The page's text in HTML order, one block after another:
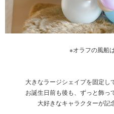
※オラフの風船
大きなラージシェイプを固定し
お誕生日前も後も、ずっと飾っ
大好きなキャラクターが記